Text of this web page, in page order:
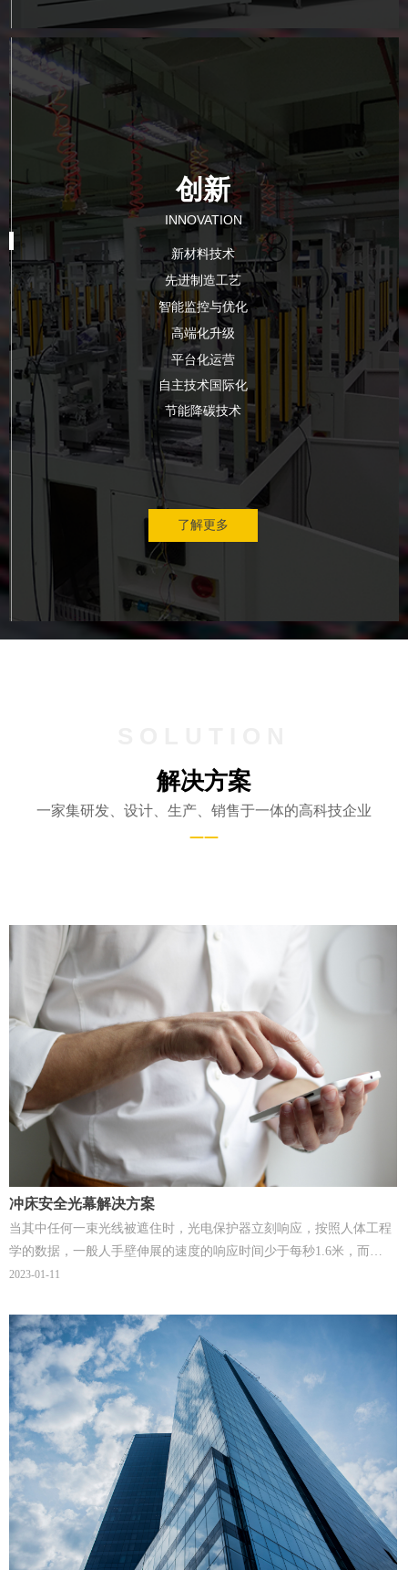
冲床安全光幕解决方案
当其中任何一束光线被遮住时，光电保护器立刻响应，按照人体工程
学的数据，一般人手壁伸展的速度的响应时间少于每秒1.6米，而
WRA系列光电保护器具有快速反应速度(20ms)，故可获得更高的安全
2023-01-11
解决方案
一家集研发、设计、生产、销售于一体的高科技企业
——
创新
INNOVATION
了解更多
新材料技术
先进制造工艺
智能监控与优化
高端化升级
平台化运营
自主技术国际化
节能降碳技术